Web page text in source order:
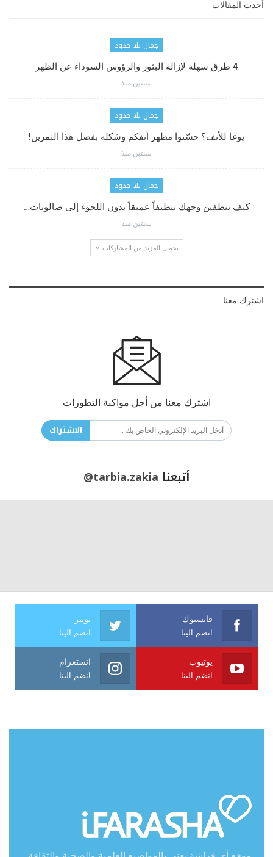
أحدث المقالات
جمال بلا حدود
4 طرق سهلة لإزالة البثور والرؤوس السوداء عن الظهر
سنتين منذ
جمال بلا حدود
يوغا للأنف؟ حسّنوا مظهر أنفكم وشكله بفضل هذا التمرين!
سنتين منذ
جمال بلا حدود
كيف تنظفين وجهك تنظيفاً عميقاً بدون اللجوء إلى صالونات…
سنتين منذ
تحميل المزيد من المشاركات
اشترك معنا
اشترك معنا من أجل مواكبة التطورات
الاشتراك
أتبعنا @tarbia.zakia
فايسبوك
انضم الينا
تويتر
انضم الينا
يوتيوب
انضم الينا
انستغرام
انضم الينا